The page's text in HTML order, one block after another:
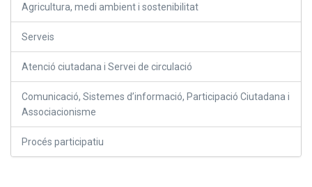
Agricultura, medi ambient i sostenibilitat
Serveis
Atenció ciutadana i Servei de circulació
Comunicació, Sistemes d’informació, Participació Ciutadana i
Associacionisme
Procés participatiu